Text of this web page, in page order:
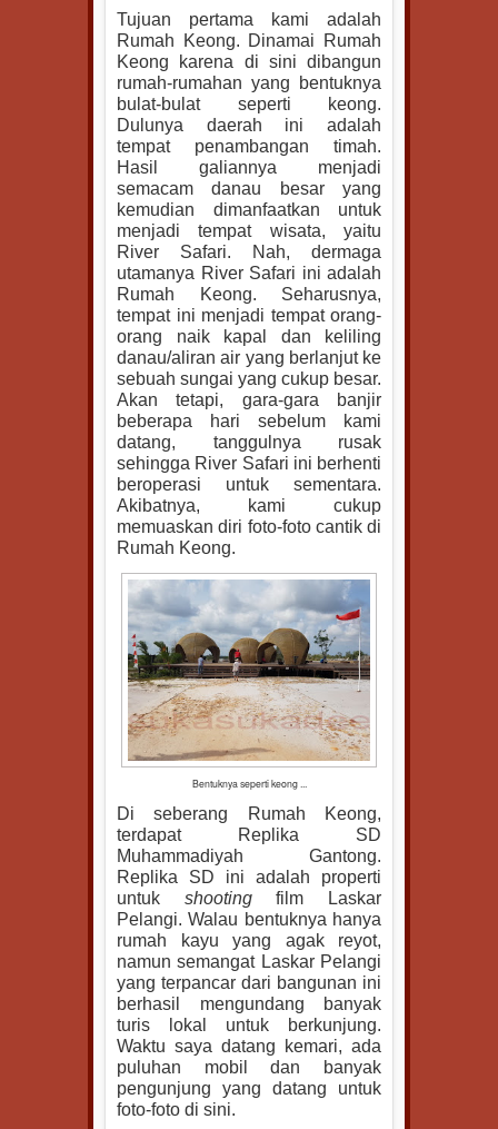
Tujuan pertama kami adalah
Rumah Keong. Dinamai Rumah
Keong karena di sini dibangun
rumah-rumahan yang bentuknya
bulat-bulat seperti keong.
Dulunya daerah ini adalah
tempat penambangan timah.
Hasil galiannya menjadi
semacam danau besar yang
kemudian dimanfaatkan untuk
menjadi tempat wisata, yaitu
River Safari. Nah, dermaga
utamanya River Safari ini adalah
Rumah Keong. Seharusnya,
tempat ini menjadi tempat orang-
orang naik kapal dan keliling
danau/aliran air yang berlanjut ke
sebuah sungai yang cukup besar.
Akan tetapi, gara-gara banjir
beberapa hari sebelum kami
datang, tanggulnya rusak
sehingga River Safari ini berhenti
beroperasi untuk sementara.
Akibatnya, kami cukup
memuaskan diri foto-foto cantik di
Rumah Keong.
Bentuknya seperti keong ...
Di seberang Rumah Keong,
terdapat Replika SD
Muhammadiyah Gantong.
Replika SD ini adalah properti
untuk shootingfilm Laskar
Pelangi. Walau bentuknya hanya
rumah kayu yang agak reyot,
namun semangat Laskar Pelangi
yang terpancar dari bangunan ini
berhasil mengundang banyak
turis lokal untuk berkunjung.
Waktu saya datang kemari, ada
puluhan mobil dan banyak
pengunjung yang datang untuk
foto-foto di sini.